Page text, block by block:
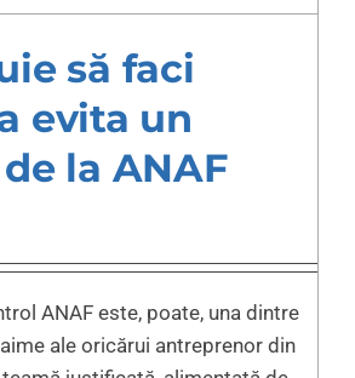
să faci
evita un
la ANAF
ANAF este, poate, una dintre
ale oricărui antreprenor din